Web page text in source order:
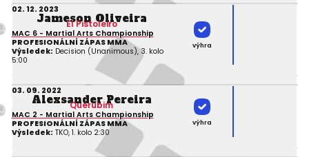
02. 12. 2023
Jameson Oliveira
El Pistoleiro
MAC 6 - Martial Arts Championship
PROFESIONÁLNÍ ZÁPAS MMA
Výsledek: Decision (Unanimous), 3. kolo
5:00
výhra
03. 09. 2022
Alexsander Pereira
Querubim
MAC 2 - Martial Arts Championship
PROFESIONÁLNÍ ZÁPAS MMA
Výsledek: TKO, 1. kolo 2:30
výhra